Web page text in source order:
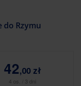
do Rzymu
42,00 zł
4 os. / 3 dni